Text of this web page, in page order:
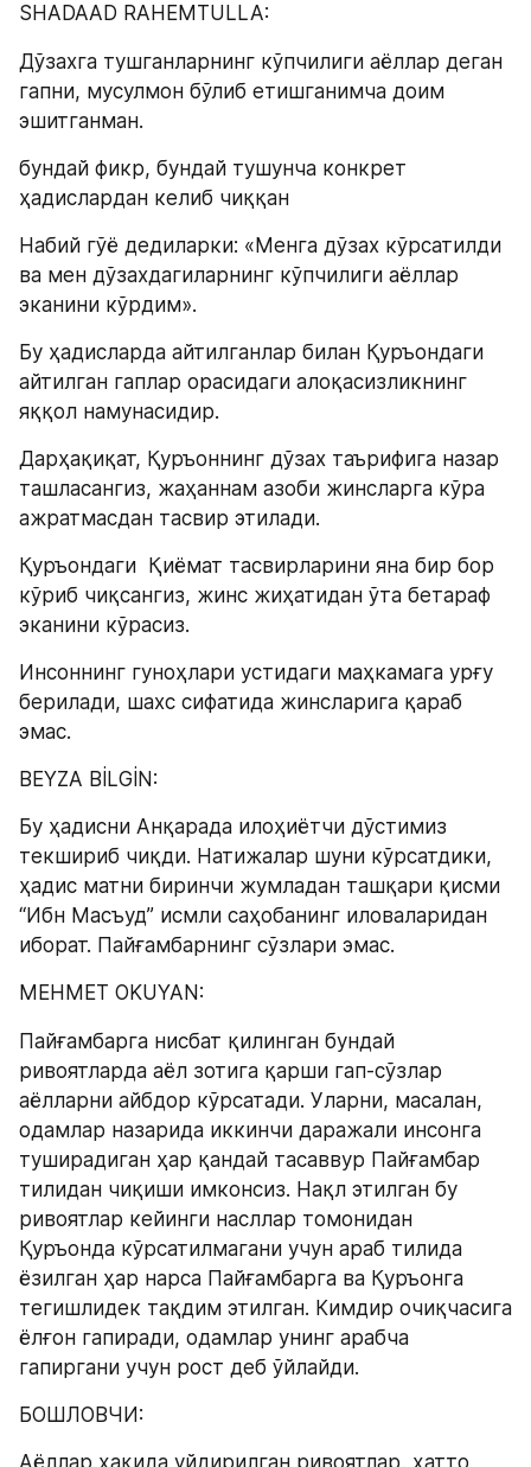
SHADAAD RAHEMTULLA:
Дўзахга тушганларнинг кўпчилиги аёллар деган
гапни, мусулмон бўлиб етишганимча доим
эшитганман.
бундай фикр, бундай тушунча конкрет
ҳадислардан келиб чиққан
Набий гўё дедиларки: «Менга дўзах кўрсатилди
ва мен дўзахдагиларнинг кўпчилиги аёллар
эканини кўрдим».
Бу ҳадисларда айтилганлар билан Қуръондаги
айтилган гаплар орасидаги алоқасизликнинг
яққол намунасидир.
Дарҳақиқат, Қуръоннинг дўзах таърифига назар
ташласангиз, жаҳаннам азоби жинсларга кўра
ажратмасдан тасвир этилади.
Қуръондаги  Қиёмат тасвирларини яна бир бор
кўриб чиқсангиз, жинс жиҳатидан ўта бетараф
эканини кўрасиз.
Инсоннинг гуноҳлари устидаги маҳкамага урғу
берилади, шахс сифатида жинсларига қараб
эмас.
BEYZA BİLGİN:
Бу ҳадисни Aнқарада илоҳиётчи дўстимиз
текшириб чиқди. Натижалар шуни кўрсатдики,
ҳадис матни биринчи жумладан ташқари қисми
“Ибн Масъуд” исмли саҳобанинг иловаларидан
иборат. Пайғамбарнинг сўзлари эмас.
MEHMET OKUYAN:
Пайғамбарга нисбат қилинган бундай
ривоятларда аёл зотига қарши гап-сўзлар
аёлларни айбдор кўрсатади. Уларни, масалан,
одамлар назарида иккинчи даражали инсонга
туширадиган ҳар қандай тасаввур Пайғамбар
тилидан чиқиши имконсиз. Нақл этилган бу
ривоятлар кейинги насллар томонидан
Қуръонда кўрсатилмагани учун араб тилида
ёзилган ҳар нарса Пайғамбарга ва Қуръонга
тегишлидек тақдим этилган. Кимдир очиқчасига
ёлғон гапиради, одамлар унинг арабча
гапиргани учун рост деб ўйлайди.
БОШЛОВЧИ:
Aёллар ҳақида уйдирилган ривоятлар, ҳатто